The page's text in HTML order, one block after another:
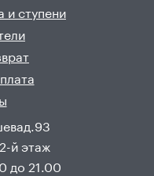
и ступени
й этаж
до 21.00